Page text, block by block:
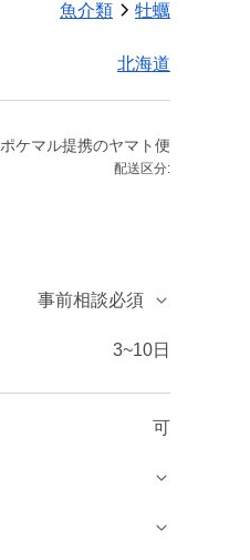
魚介類 牡蠣
北海道
ポケマル提携のヤマト便
配送区分:
事前相談必須
3~10日
可